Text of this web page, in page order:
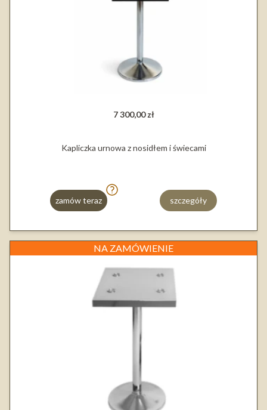
7 300,00 zł
Kapliczka urnowa z nosidłem i świecami
zamów teraz szczegóły
NA ZAMÓWIENIE